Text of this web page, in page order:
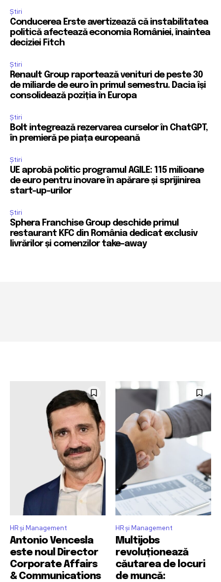
Știri
Conducerea Erste avertizează că instabilitatea
politică afectează economia României, înaintea
deciziei Fitch
Știri
Renault Group raportează venituri de peste 30
de miliarde de euro în primul semestru. Dacia își
consolidează poziția în Europa
Știri
Bolt integrează rezervarea curselor în ChatGPT,
în premieră pe piața europeană
Știri
UE aprobă politic programul AGILE: 115 milioane
de euro pentru inovare în apărare și sprijinirea
start-up-urilor
Știri
Sphera Franchise Group deschide primul
restaurant KFC din România dedicat exclusiv
livrărilor și comenzilor take-away
HR și Management
Antonio Vencesla
este noul Director
Corporate Affairs
& Communications
HR și Management
Multijobs
revoluționează
căutarea de locuri
de muncă: